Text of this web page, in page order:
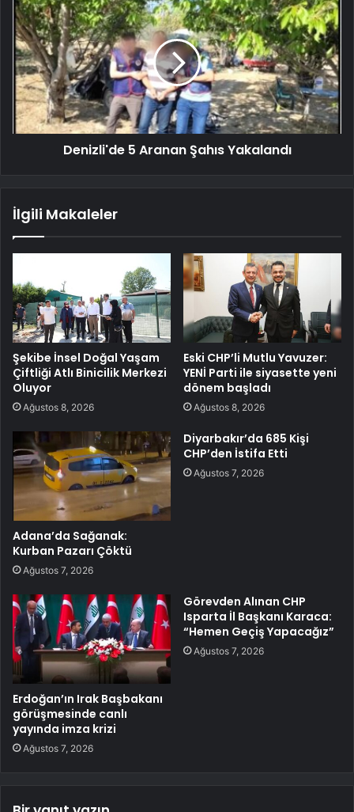
Denizli'de 5 Aranan Şahıs Yakalandı
İlgili Makaleler
Şekibe İnsel Doğal Yaşam
Çiftliği Atlı Binicilik Merkezi
Oluyor
Ağustos 8, 2026
Eski CHP’li Mutlu Yavuzer:
YENİ Parti ile siyasette yeni
dönem başladı
Ağustos 8, 2026
Adana’da Sağanak:
Kurban Pazarı Çöktü
Ağustos 7, 2026
Diyarbakır’da 685 Kişi
CHP’den İstifa Etti
Ağustos 7, 2026
Erdoğan’ın Irak Başbakanı
görüşmesinde canlı
yayında imza krizi
Ağustos 7, 2026
Görevden Alınan CHP
Isparta İl Başkanı Karaca:
“Hemen Geçiş Yapacağız”
Ağustos 7, 2026